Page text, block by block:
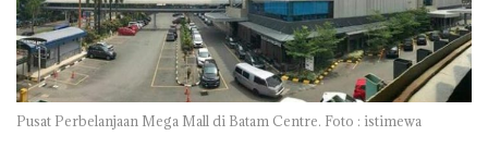
Pusat Perbelanjaan Mega Mall di Batam Centre. Foto : istimewa